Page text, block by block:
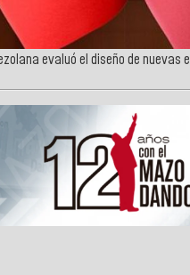
evaluó el diseño de nuevas